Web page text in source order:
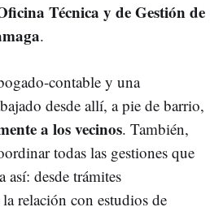
Técnica y de Gestión de
.
contable y una
desde allí, a pie de barrio,
a los vecinos. También,
todas las gestiones que
desde trámites
relación con estudios de